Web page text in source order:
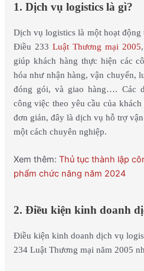
1. Dịch vụ logistics là gì?
Dịch vụ logistics là một hoạt
Điều 233 Luật Thương mại 2005
giúp khách hàng thực hiện các
hóa như nhận hàng, vận chuyển,
đóng gói, và giao hàng…. Các
công việc theo yêu cầu của
đơn giản, đây là dịch vụ hỗ trợ
một cách chuyên nghiệp.
Xem thêm: Thủ tục thành lập
phẩm chức năng năm 2024
2. Điều kiện kinh doanh
Điều kiện kinh doanh dịch vụ
234 Luật Thương mại năm 2005